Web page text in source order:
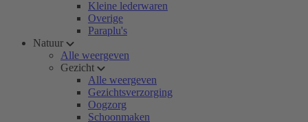
Kleine lederwaren
Overige
Paraplu's
Natuur
Alle weergeven
Gezicht
Alle weergeven
Gezichtsverzorging
Oogzorg
Schoonmaken